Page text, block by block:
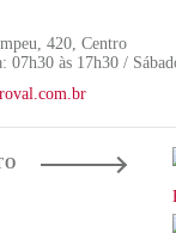
420, Centro
07h30 às 17h30 /